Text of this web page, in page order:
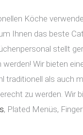
Köche
Ihnen das beste
stellt
Wir bieten
traditionell als auch
zu werden. Wir
, Plated Menüs,